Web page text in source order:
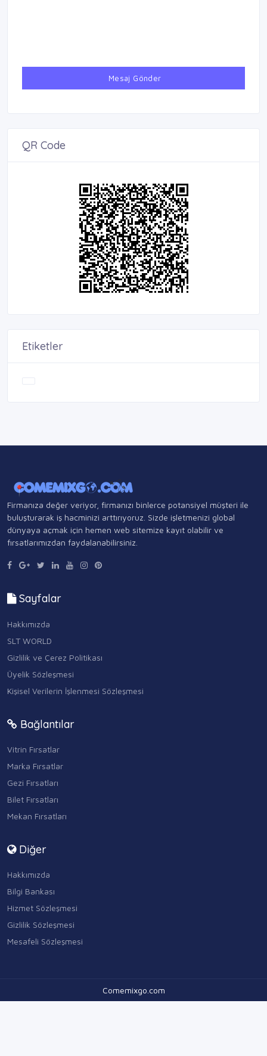
Mesaj Gönder
QR Code
Etiketler
Firmanıza değer veriyor, firmanızı binlerce potansiyel müşteri ile
buluşturarak iş hacminizi arttırıyoruz. Sizde işletmenizi global
dünyaya açmak için hemen web sitemize kayıt olabilir ve
fırsatlarımızdan faydalanabilirsiniz.
Sayfalar
Hakkımızda
SLT WORLD
Gizlilik ve Çerez Politikası
Üyelik Sözleşmesi
Kişisel Verilerin İşlenmesi Sözleşmesi
Bağlantılar
Vitrin Fırsatlar
Marka Fırsatlar
Gezi Fırsatları
Bilet Fırsatları
Mekan Fırsatları
Diğer
Hakkımızda
Bilgi Bankası
Hizmet Sözleşmesi
Gizlilik Sözleşmesi
Mesafeli Sözleşmesi
Comemixgo.com